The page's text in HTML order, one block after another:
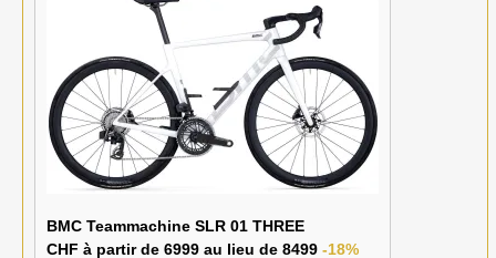
BMC Teammachine SLR 01 THREE
CHF à partir de 6999 au lieu de 8499 -18%